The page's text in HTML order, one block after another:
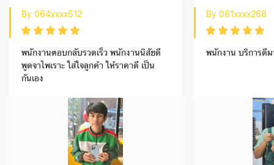
By 064xxxx512
พนักงานตอบกลับรวดเร็ว พนักงานนิสัยดี
พูดจาไพเราะ ใส่ใจลูกค้า ให้ราคาดี เป็น
กันเอง
By 061xxxx268
พนักงาน บริการดีม